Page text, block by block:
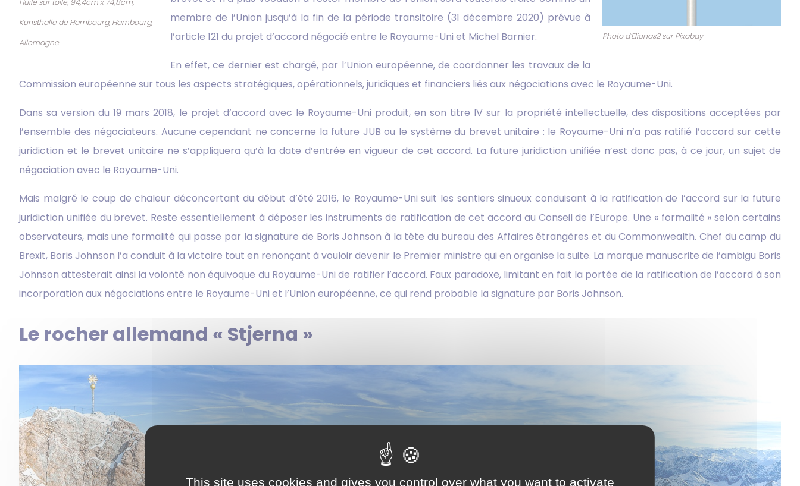
Kunsthalle de Hambourg, Hambourg,
Allemagne
Photo d’Elionas2 sur Pixabay
membre de l’Union jusqu’à la fin de la période transitoire (31 décembre 2020) prévue à
l’article 121 du projet d’accord négocié entre le Royaume-Uni et Michel Barnier.
En effet, ce dernier est chargé, par l’Union européenne, de coordonner les travaux de la
Commission européenne sur tous les aspects stratégiques, opérationnels, juridiques et financiers liés aux négociations avec le Royaume-Uni.
Dans sa version du 19 mars 2018, le projet d’accord avec le Royaume-Uni produit, en son titre IV sur la propriété intellectuelle, des dispositions acceptées par
l’ensemble des négociateurs. Aucune cependant ne concerne la future JUB ou le système du brevet unitaire : le Royaume-Uni n’a pas ratifié l’accord sur cette
juridiction et le brevet unitaire ne s’appliquera qu’à la date d’entrée en vigueur de cet accord. La future juridiction unifiée n’est donc pas, à ce jour, un sujet de
négociation avec le Royaume-Uni.
Mais malgré le coup de chaleur déconcertant du début d’été 2016, le Royaume-Uni suit les sentiers sinueux conduisant à la ratification de l’accord sur la future
juridiction unifiée du brevet. Reste essentiellement à déposer les instruments de ratification de cet accord au Conseil de l’Europe. Une « formalité » selon certains
observateurs, mais une formalité qui passe par la signature de Boris Johnson à la tête du bureau des Affaires étrangères et du Commonwealth. Chef du camp du
Brexit, Boris Johnson l’a conduit à la victoire tout en renonçant à vouloir devenir le Premier ministre qui en organise la suite. La marque manuscrite de l’ambigu Boris
Johnson attesterait ainsi la volonté non équivoque du Royaume-Uni de ratifier l’accord. Faux paradoxe, limitant en fait la portée de la ratification de l’accord à son
incorporation aux négociations entre le Royaume-Uni et l’Union européenne, ce qui rend probable la signature par Boris Johnson.
Le rocher allemand « Stjerna »
This site uses cookies and gives you control over what you want to activate